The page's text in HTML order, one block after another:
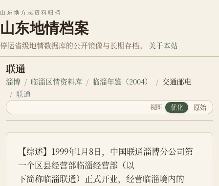
山东地方志资料归档
山东地情档案
停运省级地情数据库的公开镜像与长期存档。 关于本站
联通
淄博 临淄区情资料库 临淄年鉴（2004）
交通邮电
联通
视图 优化 原始
【综述】1999年1月8日，中国联通淄博分公司第
一个区县经营部临淄经营部（以
下简称临淄联通）正式开业，经营临淄境内的